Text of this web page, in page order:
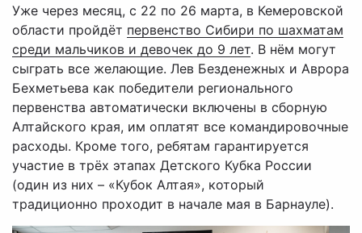
Уже через месяц, с 22 по 26 марта, в Кемеровской
области пройдёт первенство Сибири по шахматам
среди мальчиков и девочек до 9 лет. В нём могут
сыграть все желающие. Лев Безденежных и Аврора
Бехметьева как победители регионального
первенства автоматически включены в сборную
Алтайского края, им оплатят все командировочные
расходы. Кроме того, ребятам гарантируется
участие в трёх этапах Детского Кубка России
(один из них – «Кубок Алтая», который
традиционно проходит в начале мая в Барнауле).